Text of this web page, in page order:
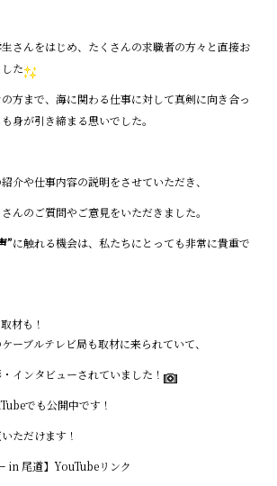
さんをはじめ、たくさんの求職者の方々と直接お
た
方まで、海に関わる仕事に対して真剣に向き合っ
身が引き締まる思いでした。
介や仕事内容の説明をさせていただき、
んのご質問やご意見をいただきました。
”に触れる機会は、私たちにとっても非常に貴重で
材も！
ーブルテレビ局も取材に来られていて、
インタビューされていました！
でも公開中です！
ただけます！
in 尾道】YouTubeリンク